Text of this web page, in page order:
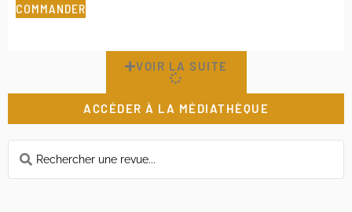
ACCÉDER À LA MÉDIATHÈQUE
COMMANDER
VOIR LA SUITE